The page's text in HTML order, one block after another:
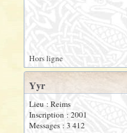
Hors ligne
Yyr
Lieu : Reims
Inscription : 2001
Messages : 3 412